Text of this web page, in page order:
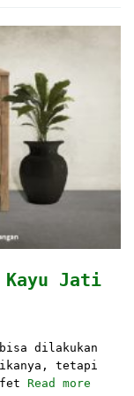
Jati
dilakukan
tetapi
Read more